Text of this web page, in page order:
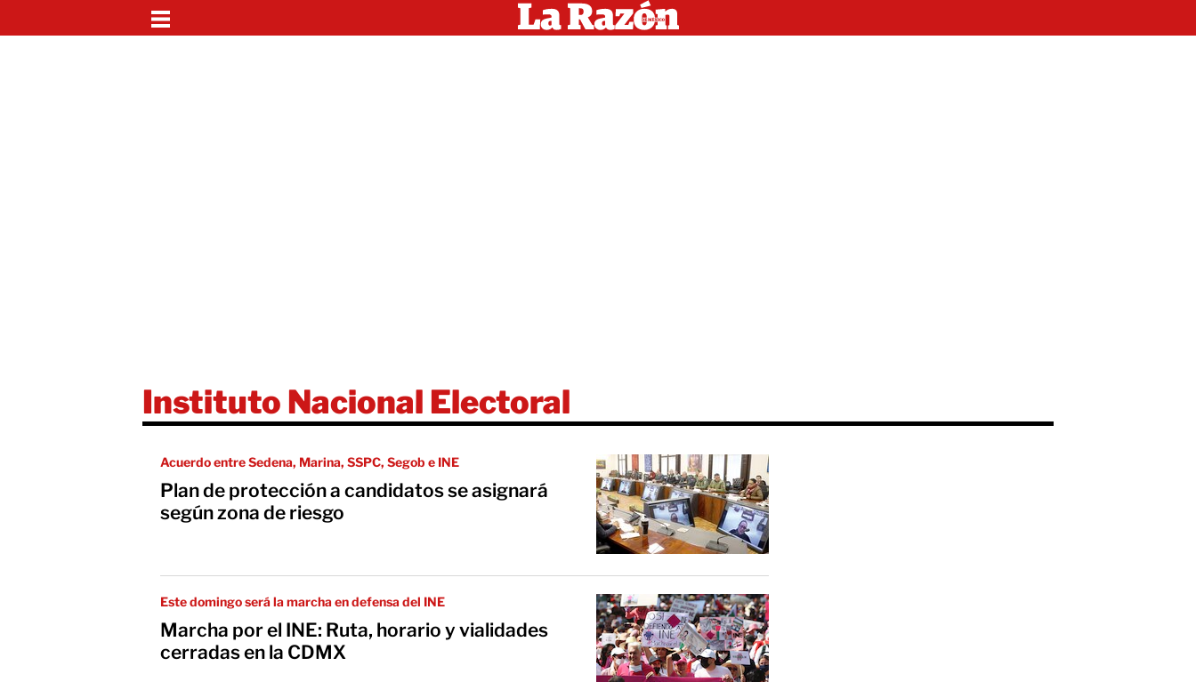
Instituto Nacional Electoral
Acuerdo entre Sedena, Marina, SSPC, Segob e INE
Plan de protección a candidatos se asignará
según zona de riesgo
Este domingo será la marcha en defensa del INE
Marcha por el INE: Ruta, horario y vialidades
cerradas en la CDMX